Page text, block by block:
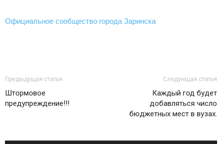
Официальное сообщество города Заринска
Предыдущая статья
Штормовое
предупреждение!!!
Следующая статья
Каждый год будет
добавляться число
бюджетных мест в вузах.